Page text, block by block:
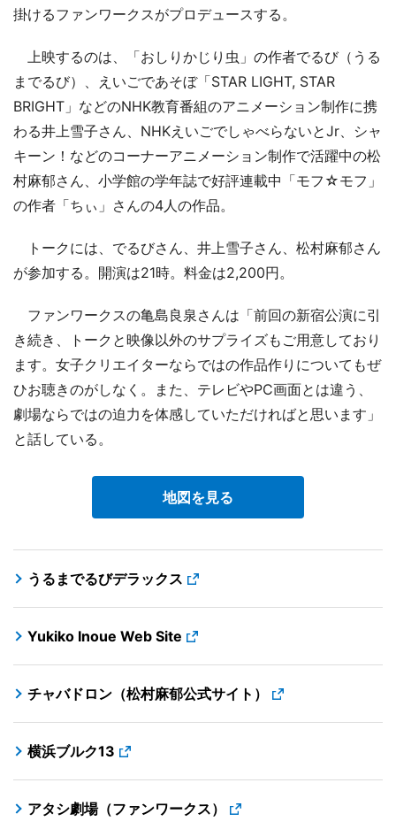
掛けるファンワークスがプロデュースする。
上映するのは、「おしりかじり虫」の作者でるび（うる
までるび）、えいごであそぼ「STAR LIGHT, STAR
BRIGHT」などのNHK教育番組のアニメーション制作に携
わる井上雪子さん、NHKえいごでしゃべらないとJr、シャ
キーン！などのコーナーアニメーション制作で活躍中の松
村麻郁さん、小学館の学年誌で好評連載中「モフ☆モフ」
の作者「ちぃ」さんの4人の作品。
トークには、でるびさん、井上雪子さん、松村麻郁さん
が参加する。開演は21時。料金は2,200円。
ファンワークスの亀島良泉さんは「前回の新宿公演に引
き続き、トークと映像以外のサプライズもご用意しており
ます。女子クリエイターならではの作品作りについてもぜ
ひお聴きのがしなく。また、テレビやPC画面とは違う、
劇場ならではの迫力を体感していただければと思います」
と話している。
地図を見る
うるまでるびデラックス
Yukiko Inoue Web Site
チャバドロン（松村麻郁公式サイト）
横浜ブルク13
アタシ劇場（ファンワークス）